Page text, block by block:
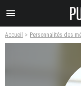
menu
Accueil Personnalités des